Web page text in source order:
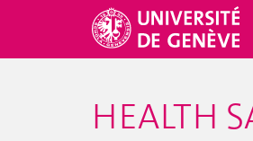
HEALTH